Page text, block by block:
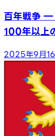
百年戦争 ―
100年以上
2025年9月